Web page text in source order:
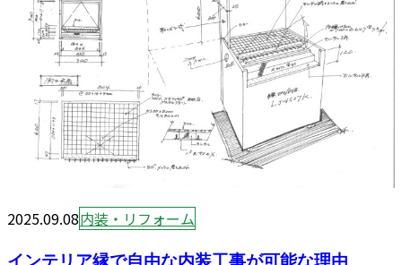
2025.09.08内装・リフォーム
インテリア縁で自由な内装工事が可能な理由